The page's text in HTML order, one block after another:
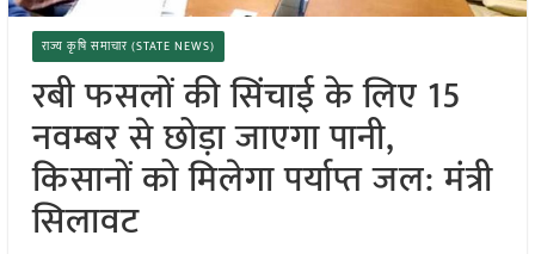
राज्य कृषि समाचार (STATE NEWS)
रबी फसलों की सिंचाई के लिए 15
नवम्बर से छोड़ा जाएगा पानी,
किसानों को मिलेगा पर्याप्त जल: मंत्री
सिलावट